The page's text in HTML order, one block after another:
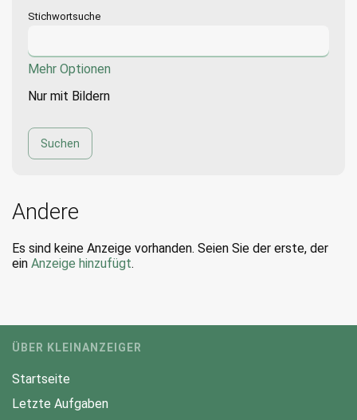
Stichwortsuche
Mehr Optionen
Nur mit Bildern
Andere
Es sind keine Anzeige vorhanden. Seien Sie der erste, der
ein Anzeige hinzufügt.
ÜBER KLEINANZEIGER
Startseite
Letzte Aufgaben